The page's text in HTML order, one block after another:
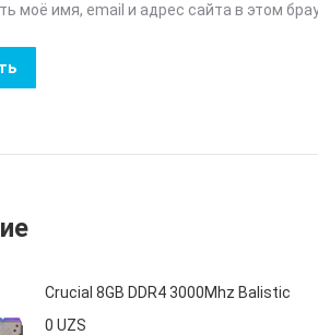
моё имя, email и адрес сайта в этом
Crucial 8GB DDR4 3000Mhz Balistic
0 UZS